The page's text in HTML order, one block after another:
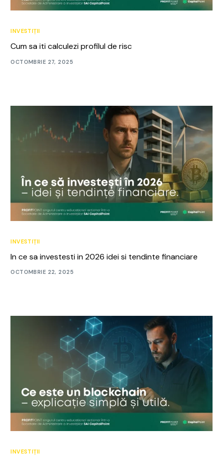
INVESTIȚII
Cum sa iti calculezi profilul de risc
OCTOMBRIE 27, 2025
INVESTIȚII
In ce sa investesti in 2026 idei si tendinte financiare
OCTOMBRIE 22, 2025
INVESTIȚII